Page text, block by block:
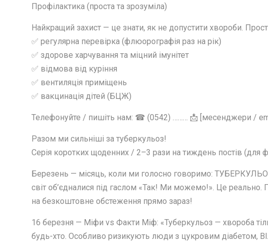
Профілактика (проста та зрозуміла)
Найкращий захист — це знати, як не допустити хвороби.
✅ регулярна перевірка (флюорографія раз на рік)
✅ здорове харчування та міцний імунітет
✅ відмова від куріння
✅ вентиляція приміщень
✅ вакцинація дітей (БЦЖ)
Телефонуйте / пишіть нам: ☎ (0542) ……… 📩 [месенджери /
Разом ми сильніші за туберкульоз!
Серія коротких щоденних / 2–3 рази на тиждень постів (для
Березень — місяць, коли ми голосно говоримо:
світ об’єдналися під гаслом «Так! Ми можемо!». Це реально.
на безкоштовне обстеження прямо зараз!
16 березня — Міфи vs Факти Міф: «Туберкульоз — хвороба
будь-хто. Особливо ризикують люди з цукровим діабетом,